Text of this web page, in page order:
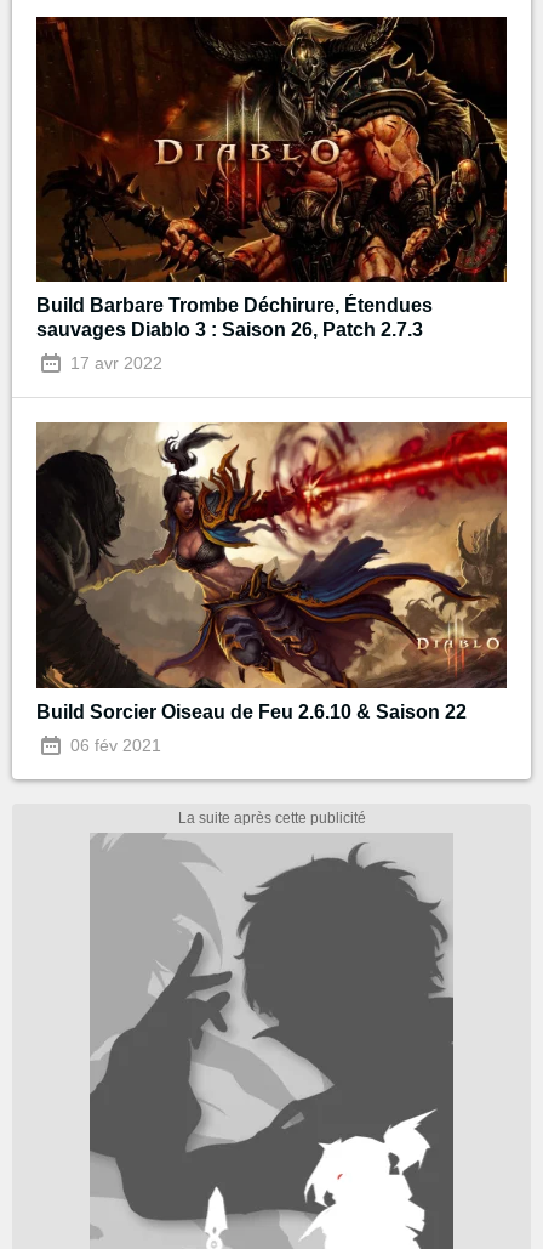
Build Barbare Trombe Déchirure, Étendues
sauvages Diablo 3 : Saison 26, Patch 2.7.3
17 avr 2022
Build Sorcier Oiseau de Feu 2.6.10 & Saison 22
06 fév 2021